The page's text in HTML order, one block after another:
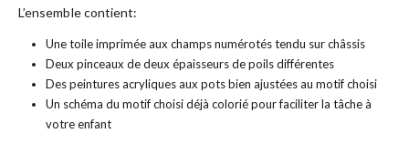
L’ensemble contient:
Une toile imprimée aux champs numérotés tendu sur châssis
Deux pinceaux de deux épaisseurs de poils différentes
Des peintures acryliques aux pots bien ajustées au motif choisi
Un schéma du motif choisi déjà colorié pour faciliter la tâche à
votre enfant